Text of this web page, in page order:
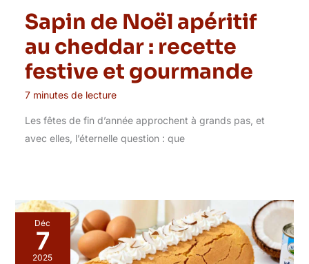
Sapin de Noël apéritif
au cheddar : recette
festive et gourmande
7 minutes de lecture
Les fêtes de fin d’année approchent à grands pas, et
avec elles, l’éternelle question : que
Déc
7
2025